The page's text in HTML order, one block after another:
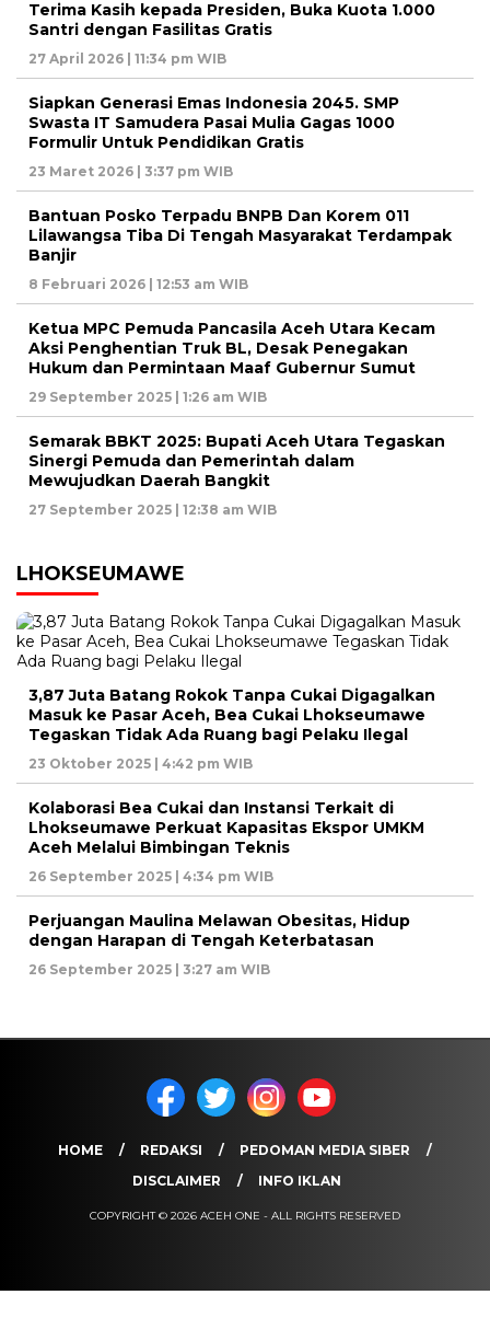
Terima Kasih kepada Presiden, Buka Kuota 1.000
Santri dengan Fasilitas Gratis
27 April 2026 | 11:34 pm WIB
Siapkan Generasi Emas Indonesia 2045. SMP
Swasta IT Samudera Pasai Mulia Gagas 1000
Formulir Untuk Pendidikan Gratis
23 Maret 2026 | 3:37 pm WIB
Bantuan Posko Terpadu BNPB Dan Korem 011
Lilawangsa Tiba Di Tengah Masyarakat Terdampak
Banjir
8 Februari 2026 | 12:53 am WIB
Ketua MPC Pemuda Pancasila Aceh Utara Kecam
Aksi Penghentian Truk BL, Desak Penegakan
Hukum dan Permintaan Maaf Gubernur Sumut
29 September 2025 | 1:26 am WIB
Semarak BBKT 2025: Bupati Aceh Utara Tegaskan
Sinergi Pemuda dan Pemerintah dalam
Mewujudkan Daerah Bangkit
27 September 2025 | 12:38 am WIB
LHOKSEUMAWE
3,87 Juta Batang Rokok Tanpa Cukai Digagalkan
Masuk ke Pasar Aceh, Bea Cukai Lhokseumawe
Tegaskan Tidak Ada Ruang bagi Pelaku Ilegal
23 Oktober 2025 | 4:42 pm WIB
Kolaborasi Bea Cukai dan Instansi Terkait di
Lhokseumawe Perkuat Kapasitas Ekspor UMKM
Aceh Melalui Bimbingan Teknis
26 September 2025 | 4:34 pm WIB
Perjuangan Maulina Melawan Obesitas, Hidup
dengan Harapan di Tengah Keterbatasan
26 September 2025 | 3:27 am WIB
HOME REDAKSI
PEDOMAN MEDIA SIBER
DISCLAIMER
INFO IKLAN
COPYRIGHT © 2026 ACEH ONE - ALL RIGHTS RESERVED